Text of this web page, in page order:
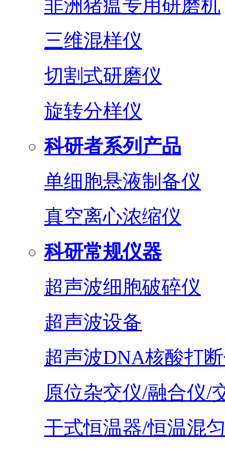
非洲猪瘟专用研磨机
三维混样仪
切割式研磨仪
旋转分样仪
科研者系列产品
单细胞悬液制备仪
真空离心浓缩仪
科研常规仪器
超声波细胞破碎仪
超声波设备
超声波DNA核酸打
原位杂交仪/融合仪/
干式恒温器/恒温混